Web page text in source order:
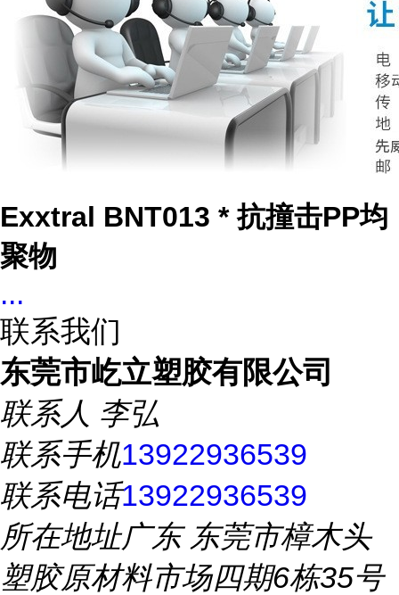
Exxtral BNT013 * 抗撞击PP均
聚物
...
联系我们
东莞市屹立塑胶有限公司
联系人 李弘
联系手机13922936539
联系电话13922936539
所在地址广东 东莞市樟木头
塑胶原材料市场四期6栋35号